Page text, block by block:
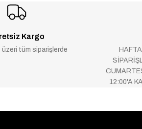
Kargo
üzeri tüm siparişlerde
12:00'A